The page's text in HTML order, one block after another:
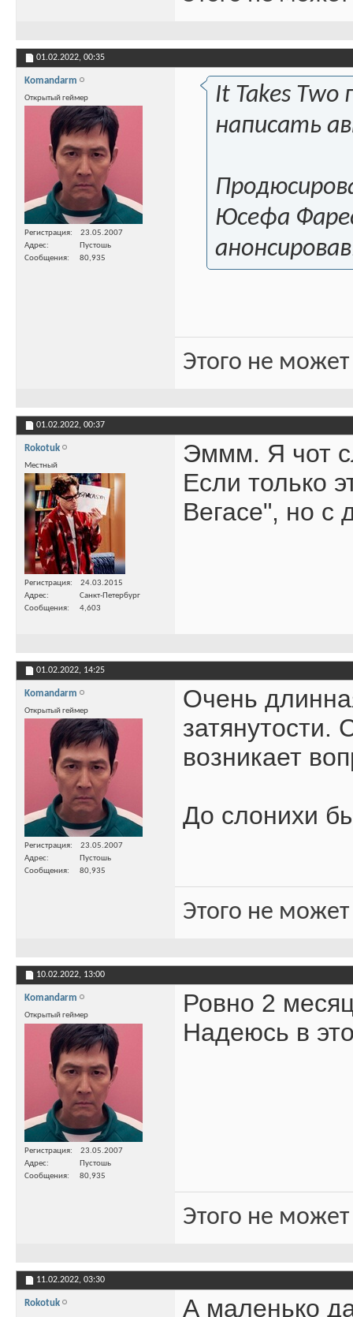
01.02.2022, 00:35
Komandarm
Открытый геймер
Регистрация
23.05.2007
Адрес
Пустошь
Сообщения
80,935
It Takes
написать
Юсефа
Этого не
01.02.2022, 00:37
Rokotuk
Местный
Регистрация
24.03.2015
Адрес
Санкт-Петербург
Сообщения
4,603
Эммм. Я чот
Если только
Вегасе", но с
01.02.2022, 14:25
Komandarm
Открытый геймер
Регистрация
23.05.2007
Адрес
Пустошь
Сообщения
80,935
Очень
затянутости.
возникает
До слонихи
Этого не
10.02.2022, 13:00
Komandarm
Открытый геймер
Регистрация
23.05.2007
Адрес
Пустошь
Сообщения
80,935
Ровно 2
Надеюсь в
Этого не
11.02.2022, 03:30
Rokotuk А маленько